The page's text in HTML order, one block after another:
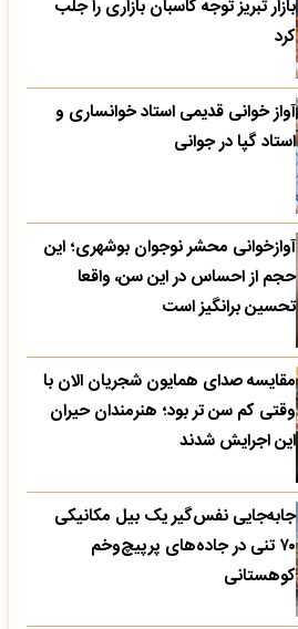
بازار تبریز توجه کاسبان بازاری را جلب
کرد
آواز خوانی قدیمی استاد خوانساری و
استاد گپا در جوانی
آوازخوانی محشر نوجوان بوشهری؛ این
حجم از احساس در این سن، واقعا
تحسین‌ برانگیز است
مقایسه صدای همایون شجریان الان با
وقتی کم سن تر بود؛ هنرمندان حیران
این اجرایش شدند
جابه‌جایی نفس‌گیر یک بیل مکانیکی
۷۰ تنی در جاده‌های پرپیچ‌وخم
کوهستانی